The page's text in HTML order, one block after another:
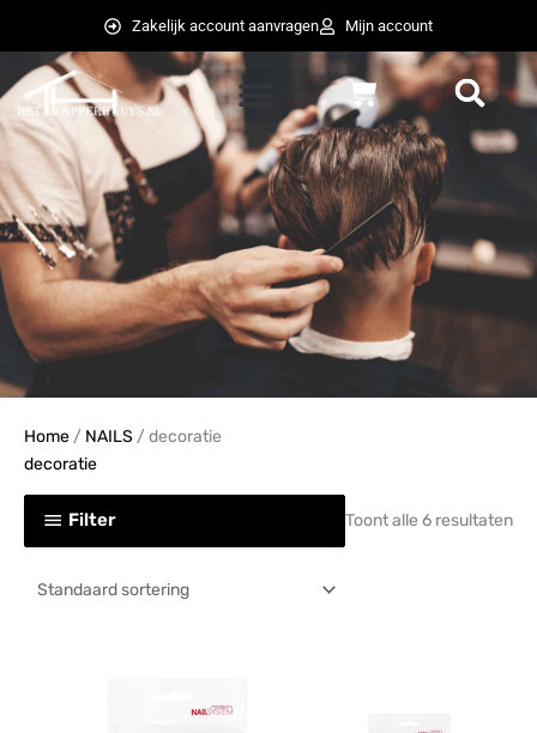
inhoud
Zakelijk account aanvragen Mijn account
Winkelwagen
Home / NAILS / decoratie
decoratie
Filter Toont alle 6 resultaten